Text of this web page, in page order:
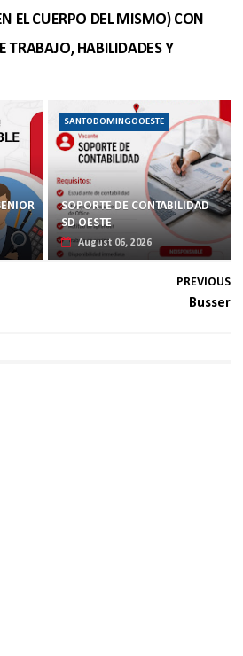
EL CUERPO DEL MISMO) CON
TRABAJO, HABILIDADES Y
SANTODOMINGOOESTE
SOPORTE DE CONTABILIDAD
SD OESTE
August 06, 2026
PREVIOUS
Busser